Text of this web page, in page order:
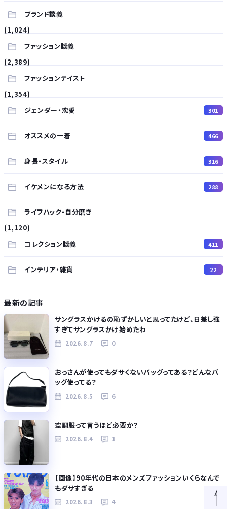
ブランド談義
(1,024)
ファッション談義
(2,389)
ファッションテイスト
(1,354)
ジェンダー・恋愛
301
オススメの一着 466
身長・スタイル 316
イケメンになる方法 288
ライフハック・自分磨き
(1,120)
コレクション談義
411
インテリア・雑貨 22
最新の記事
サングラスかけるの恥ずかしいと思ってたけど、日差し強
すぎてサングラスかけ始めたわ
2026.8.7 0
おっさんが使ってもダサくないバッグってある？どんなバ
ッグ使ってる？
2026.8.5 6
空調服って言うほど必要か？
2026.8.4 1
【画像】90年代の日本のメンズファッションいくらなんで
もダサすぎる
2026.8.3 4